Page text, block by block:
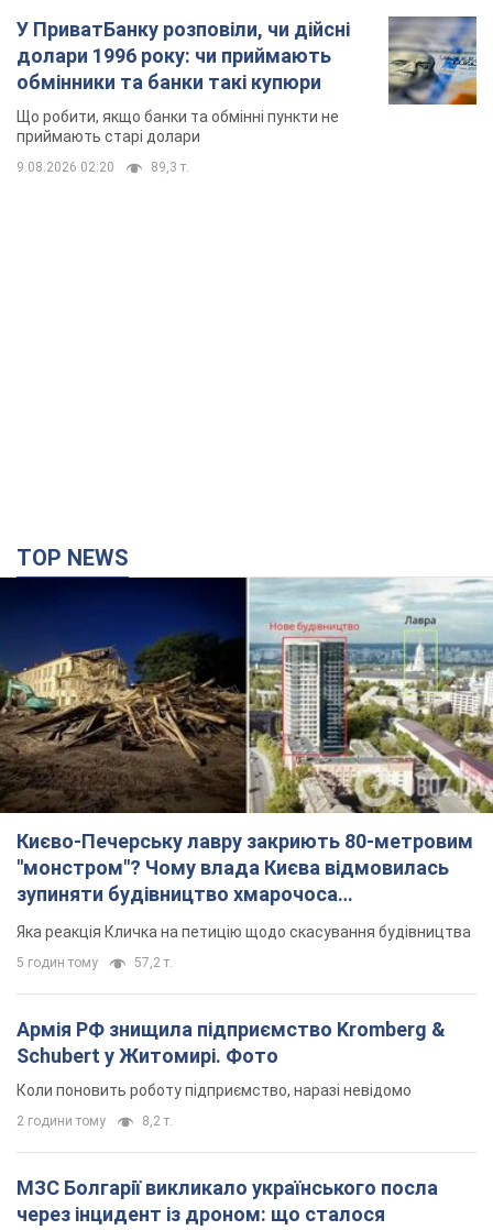
Києво-Печерську лавру закриють 80-метровим
"монстром"? Чому влада Києва відмовилась
зупиняти будівництво хмарочоса
"московського вірянина"
Яка реакція Кличка на петицію щодо скасування будівництва
5 годин тому 57,2 т.
Армія РФ знищила підприємство Kromberg &
Schubert у Житомирі. Фото
Коли поновить роботу підприємство, наразі невідомо
2 години тому 8,2 т.
МЗС Болгарії викликало українського посла
через інцидент із дроном: що сталося
Бесіда відбудеться 10 серпня
5 годин тому 7,8 т.